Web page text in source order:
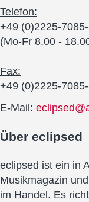
Telefon:
+49 (0)2225-
(Mo-Fr 8.00 -
Fax:
+49 (0)2225-
E-Mail:
Über eclipsed
eclipsed ist ein in
Musikmagazin
im Handel. Es